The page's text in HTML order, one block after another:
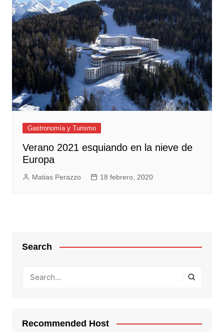
Gastronomía y Turismo
Verano 2021 esquiando en la nieve de
Europa
Matias Perazzo 18 febrero, 2020
Search
Recommended Host